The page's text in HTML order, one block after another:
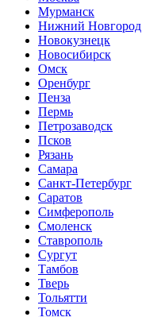
Мурманск
Нижний Новгород
Новокузнецк
Новосибирск
Омск
Оренбург
Пенза
Пермь
Петрозаводск
Псков
Рязань
Самара
Санкт-Петербург
Саратов
Симферополь
Смоленск
Ставрополь
Сургут
Тамбов
Тверь
Тольятти
Томск